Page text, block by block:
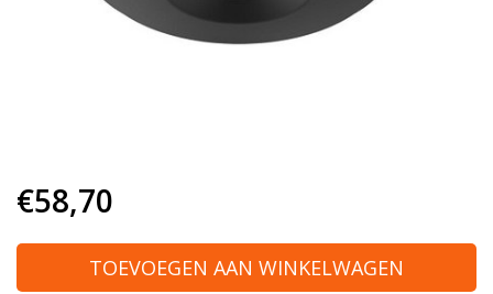
€58,70
TOEVOEGEN AAN WINKELWAGEN